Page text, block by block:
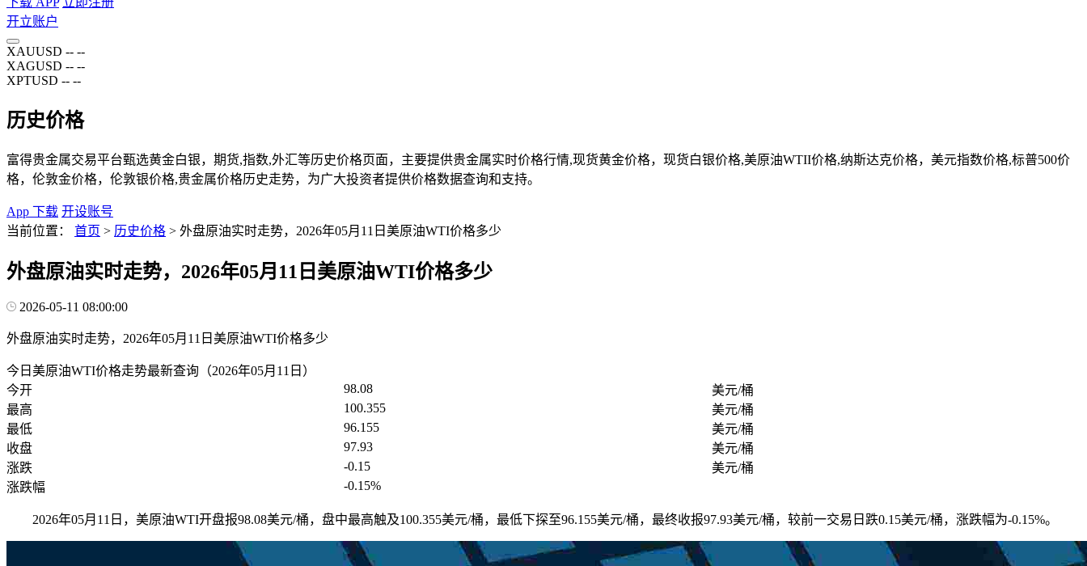
开立账户
XAUUSD -- --
XAGUSD -- --
XPTUSD -- --
历史价格
富得贵金属交易平台甄选黄金白银，期货,指数,外汇等历史价格页面，主要提供贵金属实时价格行情,现货黄金价格，现货白银价格,美原油WTII价格,纳斯达克价格，美元指数价格,标普500价
格，伦敦金价格，伦敦银价格,贵金属价格历史走势，为广大投资者提供价格数据查询和支持。
App 下载 开设账号
当前位置：
首页 > 历史价格 > 外盘原油实时走势，2026年05月11日美原油WTI价格多少
外盘原油实时走势，2026年05月11日美原油WTI价格多少
2026-05-11 08:00:00
外盘原油实时走势，2026年05月11日美原油WTI价格多少
今日美原油WTI价格走势最新查询（2026年05月11日）
今开
98.08
美元/桶
最高
100.355
美元/桶
最低
96.155
美元/桶
收盘
97.93
美元/桶
涨跌
-0.15
美元/桶
涨跌幅
-0.15%
2026年05月11日，美原油WTI开盘报98.08美元/桶，盘中最高触及100.355美元/桶，最低下探至96.155美元/桶，最终收报97.93美元/桶，较前一交易日跌0.15美元/桶，涨跌幅为-0.15%。